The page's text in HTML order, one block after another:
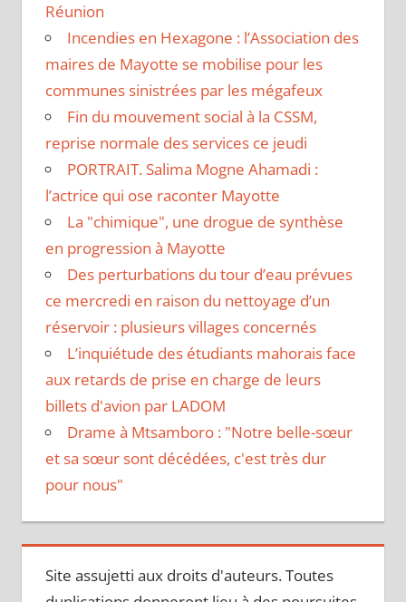
Réunion
Incendies en Hexagone : l’Association des
maires de Mayotte se mobilise pour les
communes sinistrées par les mégafeux
Fin du mouvement social à la CSSM,
reprise normale des services ce jeudi
PORTRAIT. Salima Mogne Ahamadi :
l’actrice qui ose raconter Mayotte
La "chimique", une drogue de synthèse
en progression à Mayotte
Des perturbations du tour d’eau prévues
ce mercredi en raison du nettoyage d’un
réservoir : plusieurs villages concernés
L’inquiétude des étudiants mahorais face
aux retards de prise en charge de leurs
billets d'avion par LADOM
Drame à Mtsamboro : "Notre belle-sœur
et sa sœur sont décédées, c'est très dur
pour nous"
Site assujetti aux droits d'auteurs. Toutes